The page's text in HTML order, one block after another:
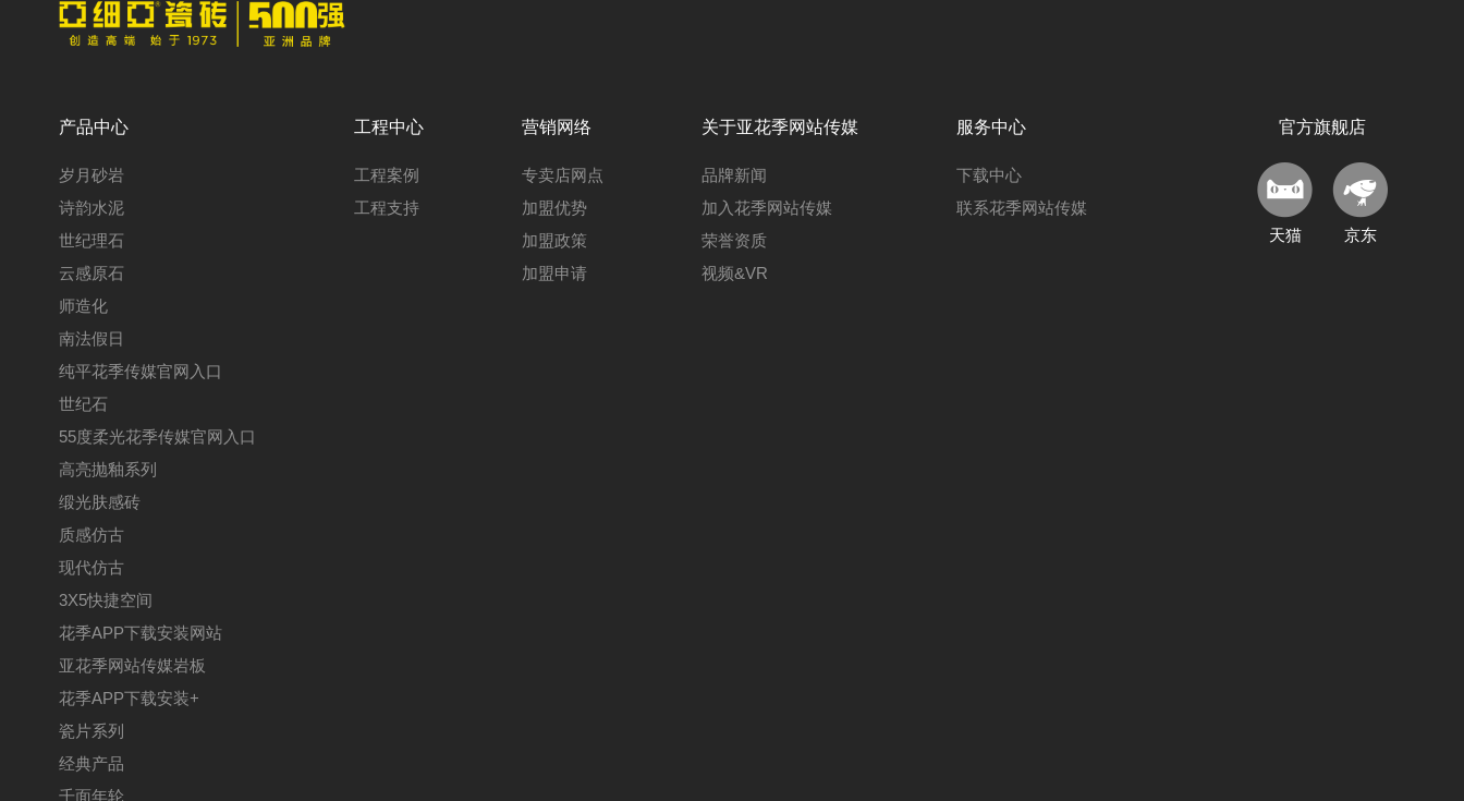
产品中心
岁月砂岩
诗韵水泥
世纪理石
云感原石
师造化
南法假日
纯平花季传媒官网入口
世纪石
55度柔光花季传媒官网入口
高亮抛釉系列
缎光肤感砖
质感仿古
现代仿古
3X5快捷空间
花季APP下载安装网站
亚花季网站传媒岩板
花季APP下载安装+
瓷片系列
经典产品
千面年轮
工程中心
工程案例
工程支持
营销网络
专卖店网点
加盟优势
加盟政策
加盟申请
关于亚花季网站传媒
品牌新闻
加入花季网站传媒
荣誉资质
视频&VR
服务中心
下载中心
联系花季网站传媒
官方旗舰店
天猫 京东